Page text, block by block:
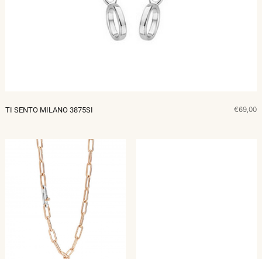
TI SENTO MILANO 3875SI €69,00